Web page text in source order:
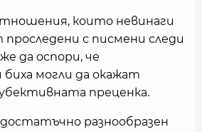
които невинаги
с писмени следи
да оспори, че
могли да окажат
преценка.
разнообразен